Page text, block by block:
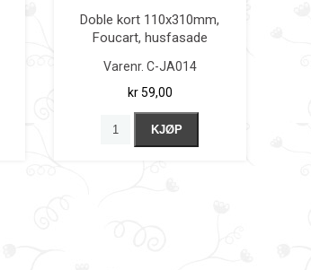
Doble kort 110x310mm,
Foucart, husfasade
Varenr. C-JA014
kr 59,00
KJØP